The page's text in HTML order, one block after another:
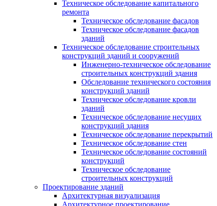
Техническое обследование капитального
ремонта
Техническое обследование фасадов
Техническое обследование фасадов
зданий
Техническое обследование строительных
конструкций зданий и сооружений
Инженерно-техническое обследование
строительных конструкций здания
Обследование технического состояния
конструкций зданий
Техническое обследование кровли
зданий
Техническое обследование несущих
конструкций здания
Техническое обследование перекрытий
Техническое обследование стен
Техническое обследование состояний
конструкций
Техническое обследование
строительных конструкций
Проектирование зданий
Архитектурная визуализация